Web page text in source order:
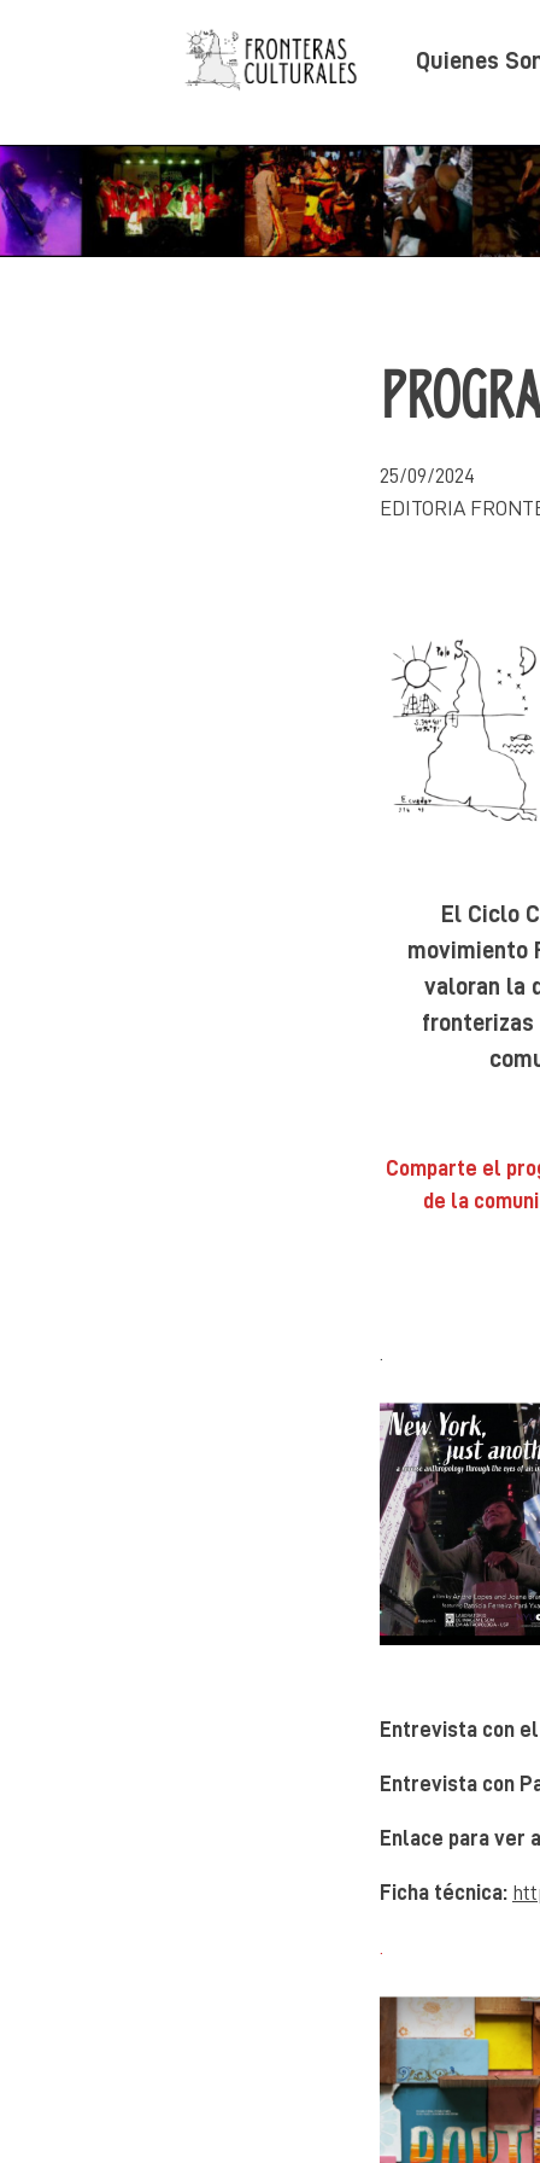
Fronteras Culturales
Quienes
25/09/2024
EDITORIA
El Ciclo
movimiento
valoran la
fronterizas
Comparte el
de la
Entrevista con
Entrevista con
Enlace para ver
Ficha técnica: